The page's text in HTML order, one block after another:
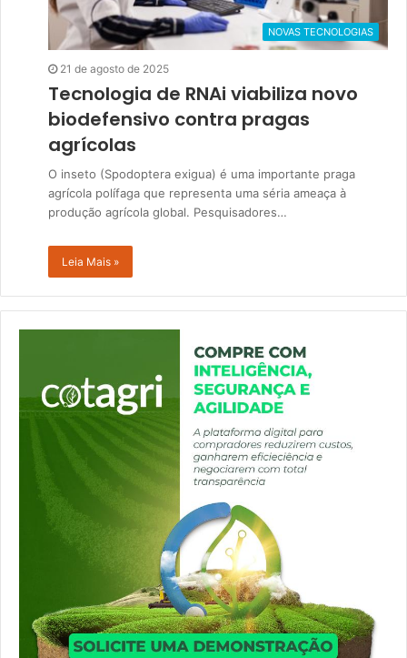
NOVAS TECNOLOGIAS
21 de agosto de 2025
Tecnologia de RNAi viabiliza novo
biodefensivo contra pragas
agrícolas
O inseto (Spodoptera exigua) é uma importante praga
agrícola polífaga que representa uma séria ameaça à
produção agrícola global. Pesquisadores…
Leia Mais »